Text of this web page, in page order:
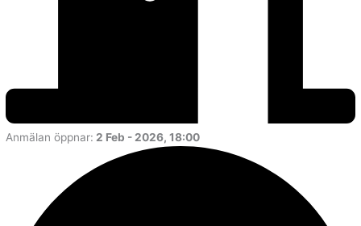
Anmälan öppnar: 2 Feb - 2026, 18:00